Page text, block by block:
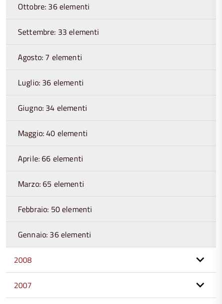
Ottobre: 36 elementi
Settembre: 33 elementi
Agosto: 7 elementi
Luglio: 36 elementi
Giugno: 34 elementi
Maggio: 40 elementi
Aprile: 66 elementi
Marzo: 65 elementi
Febbraio: 50 elementi
Gennaio: 36 elementi
2008
2007